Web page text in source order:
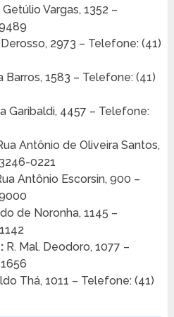
Vargas, 1352 –
2973 – Telefone: (41)
Barros, 1583 – Telefone: (41)
Garibaldi, 4457 – Telefone:
Antônio de Oliveira Santos,
0221
Antônio Escorsin, 900 –
de Noronha, 1145 –
R. Mal. Deodoro, 1077 –
Thá, 1011 – Telefone: (41)